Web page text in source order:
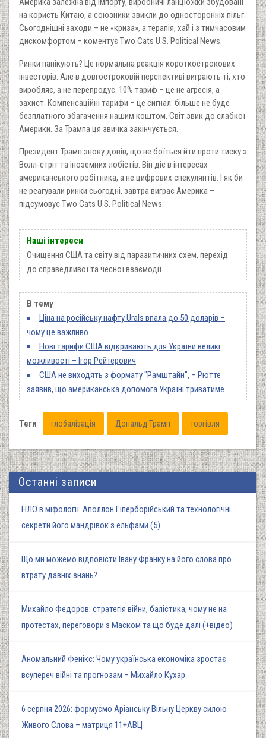
на користь Китаю, а союзники звикли до односторонніх пільг.
Сьогоднішні заходи – не «криза», а терапія, хай і з тимчасовим
дискомфортом – коментує Two Cats U.S. Political News.
Ринки панікують? Це нормальна реакція короткострокових
інвесторів. Але в довгостроковій перспективі виграють ті, хто
виробляє, а не перепродує. 10% тариф – це не агресія, а
захист. Компенсаційні тарифи – це сигнал: більше не буде
безплатного збагачення нашим коштом. Світ звик до слабкої
Америки. За Трампа ця звичка закінчується.
Президент Трамп знову довів, що не боїться йти проти тиску з
Волл-стріт та іноземних лобістів. Він діє в інтересах
американського робітника, а не цифрових спекулянтів. І як би
не реагували ринки сьогодні, завтра виграє Америка –
підсумовує Two Cats U.S. Political News.
Наші інтереси
Очищення США та світу від паразитичних схем, перехід
до справедливої та чесної взаємодії.
В тему
Ціна на російську нафту Urals впала до 50 доларів –
чому це важливо
Нові тарифи США відкривають для України великі
можливості – Ігор Рейтерович
США не виходять з формату "Рамштайн", – Рютте
заявив, що американська допомога Україні триватиме
Теги глобалізація Дональд Трамп торгівля
Останні записи
НЛО в міфології: Аполлон Гіперборійський та технологічні
секрети його мандрівок з ельфами (5)
Що ми можемо відповісти Івану Франку на його слова про
втрату давніх знань?
Михайло Федоров: стратегія війни, балістика, чому не на
протестах, переговори з Маском та що буде далі (+відео)
Аномальний Фенікс: Чому українська економіка зростає
всупереч війні та прогнозам – Михайло Кухар
6 серпня 2026: формуємо Аріанську Вільну Церкву силою
Живого Слова – матриця 11+АВЦ